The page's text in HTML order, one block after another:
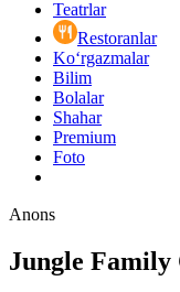
Teatrlar
Restoranlar
Ko‘rgazmalar
Bilim
Bolalar
Shahar
Premium
Foto
Anons
Jungle Family